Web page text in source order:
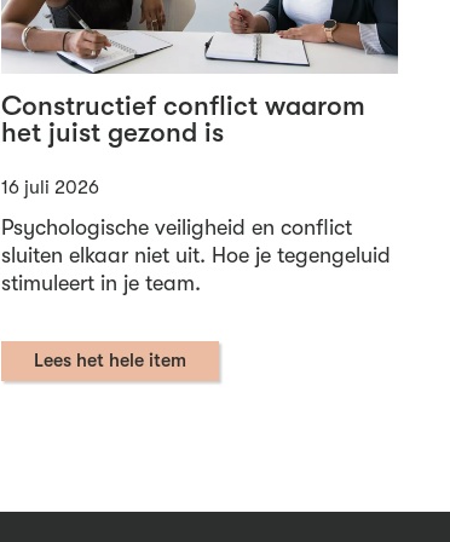
Constructief conflict waarom
het juist gezond is
16 juli 2026
Psychologische veiligheid en conflict
sluiten elkaar niet uit. Hoe je tegengeluid
stimuleert in je team.
Lees het hele item